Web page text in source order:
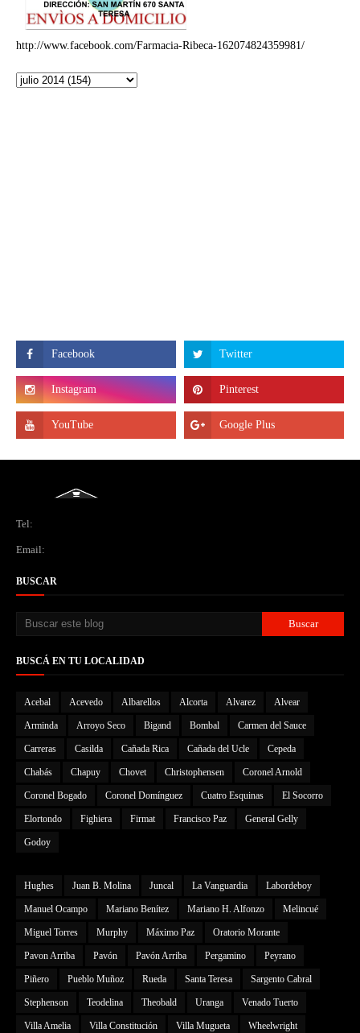
http://www.facebook.com/Farmacia-Ribeca-162074824359981/
Tel:
Email:
BUSCAR
BUSCÁ EN TU LOCALIDAD
Acebal Acevedo Albarellos Alcorta Alvarez Alvear
Arminda Arroyo Seco Bigand Bombal Carmen del Sauce
Carreras Casilda Cañada Rica Cañada del Ucle Cepeda
Chabás Chapuy Chovet Christophensen Coronel Arnold
Coronel Bogado Coronel Domínguez Cuatro Esquinas El Socorro
Elortondo Fighiera Firmat Francisco Paz General Gelly
Godoy
Hughes Juan B. Molina Juncal La Vanguardia Labordeboy
Manuel Ocampo Mariano Benítez Mariano H. Alfonzo Melincué
Miguel Torres Murphy Máximo Paz Oratorio Morante
Pavon Arriba Pavón Pavón Arriba Pergamino Peyrano
Piñero Pueblo Muñoz Rueda Santa Teresa Sargento Cabral
Stephenson Teodelina Theobald Uranga Venado Tuerto
Villa Amelia Villa Constitución Villa Mugueta Wheelwright